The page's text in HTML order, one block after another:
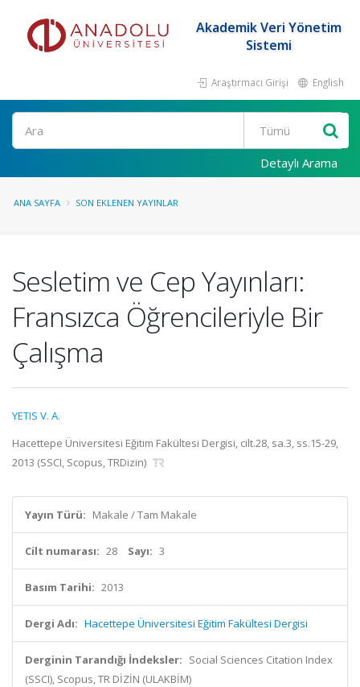
Akademik Veri Yönetim
Sistemi
Araştırmacı Girişi English
Ara
Detaylı Arama
ANA SAYFA SON EKLENEN YAYINLAR
Sesletim ve Cep Yayınları:
Fransızca Öğrencileriyle Bir
Çalışma
YETIS V. A.
Hacettepe Üniversitesi Eğitim Fakültesi Dergisi, cilt.28, sa.3, ss.15-29,
2013 (SSCI, Scopus, TRDizin)
Yayın Türü: Makale / Tam Makale
Cilt numarası: 28 Sayı: 3
Basım Tarihi: 2013
Dergi Adı: Hacettepe Üniversitesi Eğitim Fakültesi Dergisi
Derginin Tarandığı İndeksler: Social Sciences Citation Index
(SSCI), Scopus, TR DİZİN (ULAKBİM)